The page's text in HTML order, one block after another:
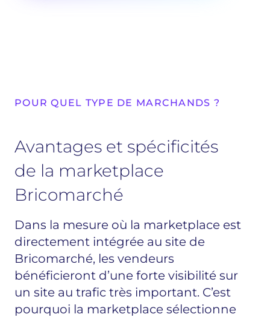
POUR QUEL TYPE DE MARCHANDS ?
Avantages et spécificités
de la marketplace
Bricomarché
Dans la mesure où la marketplace est
directement intégrée au site de
Bricomarché, les vendeurs
bénéficieront d’une forte visibilité sur
un site au trafic très important. C’est
pourquoi la marketplace sélectionne